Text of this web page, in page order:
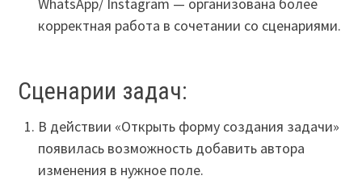
корректная работа в сочетании со сценариями.
Сценарии задач:
В действии «Открыть форму создания задачи»
появилась возможность добавить автора
изменения в нужное поле.